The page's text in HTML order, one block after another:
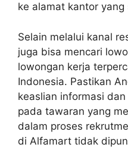
ke alamat kantor yang
Selain melalui kanal
juga bisa mencari
lowongan kerja
Indonesia. Pastikan
keaslian informasi
pada tawaran yang
dalam proses
di Alfamart tidak